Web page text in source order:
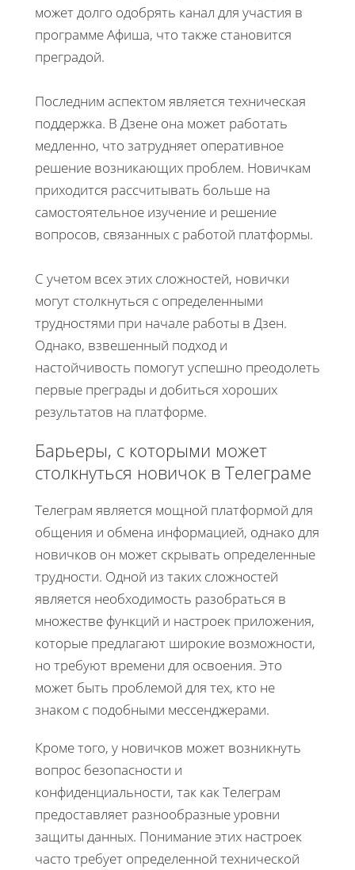
может долго одобрять канал для участия в
программе Афиша, что также становится
преградой.
Последним аспектом является техническая
поддержка. В Дзене она может работать
медленно, что затрудняет оперативное
решение возникающих проблем. Новичкам
приходится рассчитывать больше на
самостоятельное изучение и решение
вопросов, связанных с работой платформы.
С учетом всех этих сложностей, новички
могут столкнуться с определенными
трудностями при начале работы в Дзен.
Однако, взвешенный подход и
настойчивость помогут успешно преодолеть
первые преграды и добиться хороших
результатов на платформе.
Барьеры, с которыми может
столкнуться новичок в Телеграме
Телеграм является мощной платформой для
общения и обмена информацией, однако для
новичков он может скрывать определенные
трудности. Одной из таких сложностей
является необходимость разобраться в
множестве функций и настроек приложения,
которые предлагают широкие возможности,
но требуют времени для освоения. Это
может быть проблемой для тех, кто не
знаком с подобными мессенджерами.
Кроме того, у новичков может возникнуть
вопрос безопасности и
конфиденциальности, так как Телеграм
предоставляет разнообразные уровни
защиты данных. Понимание этих настроек
часто требует определенной технической